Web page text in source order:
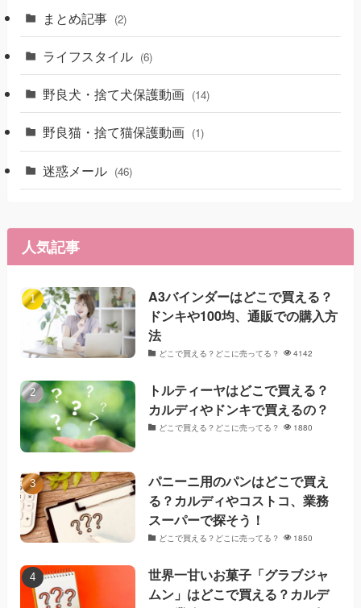
まとめ記事 (2)
ライフスタイル (6)
野良犬・捨て犬保護動画 (14)
野良猫・捨て猫保護動画 (1)
迷惑メール (46)
人気記事
A3バインダーはどこで買える？
ドンキや100均、通販での購入方
法
どこで買える？どこに売ってる？ 4142
トルティーヤはどこで買える？
カルディやドンキで買えるの？
どこで買える？どこに売ってる？ 1880
パニーニ用のパンはどこで買え
る？カルディやコストコ、業務
スーパーで探そう！
どこで買える？どこに売ってる？ 1850
世界一甘いお菓子「グラブジャ
ムン」はどこで買える？カルデ